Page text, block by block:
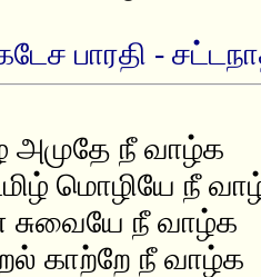
பாரதி -
அமுதே நீ வாழ்க
மொழியே நீ
சுவையே நீ வாழ்க
காற்றே நீ வாழ்க